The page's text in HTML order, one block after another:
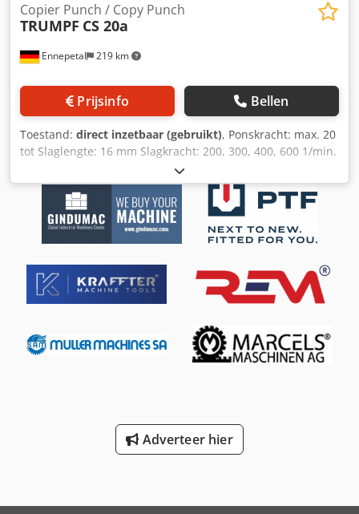
Ennepetal 219 km
Copier Punch / Copy Punch
TRUMPF CS 20a
Prijsinfo Bellen
Toestand: direct inzetbaar (gebruikt), Ponskracht: max. 20
tot Slaglengte: 16 mm Slagkracht: 200, 300, 400, 600 1/min.
Motorvermogen: 4kW Werkgebieden: dwars (x-richting)
1.000mm longitudinaal (y-richting) 500mm Werkgebied
max. 500 x 1.000mm Tafeloppervlak: 875 x 1.600mm
(zonder uithouder) Gewicht: ongeveer 4.500kg
Dedpoiknyhjfx Ag Uowa Vermogen: zie foto datablad Veel
nog onder stroom te inspecteren door de verkoper
Adverteer hier